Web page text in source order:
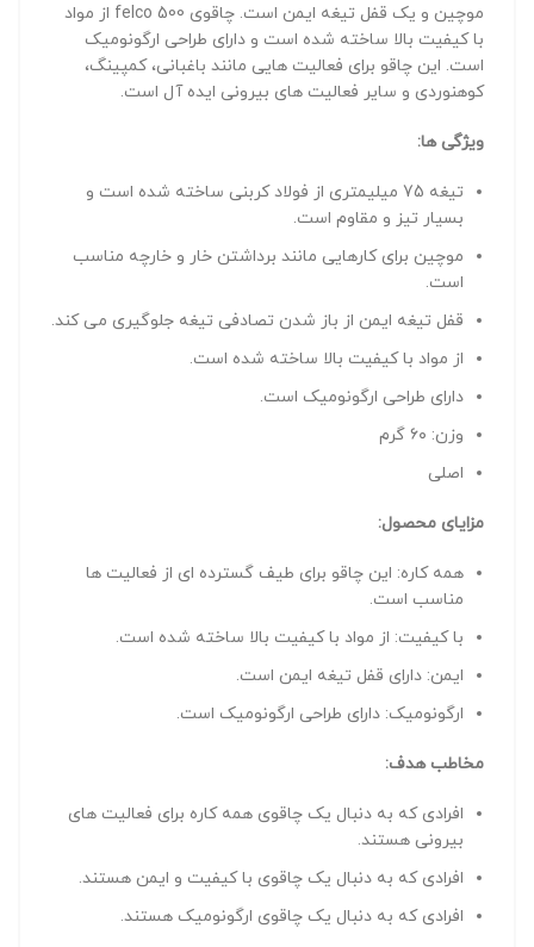
موچین و یک قفل تیغه ایمن است. چاقوی felco 500 از مواد
با کیفیت بالا ساخته شده است و دارای طراحی ارگونومیک
است. این چاقو برای فعالیت هایی مانند باغبانی، کمپینگ،
کوهنوردی و سایر فعالیت های بیرونی ایده آل است.
ویژگی ها:
تیغه 75 میلیمتری از فولاد کربنی ساخته شده است و
بسیار تیز و مقاوم است.
موچین برای کارهایی مانند برداشتن خار و خارچه مناسب
است.
قفل تیغه ایمن از باز شدن تصادفی تیغه جلوگیری می کند.
از مواد با کیفیت بالا ساخته شده است.
دارای طراحی ارگونومیک است.
وزن: ۶۰ گرم
اصلی
مزایای محصول:
همه کاره: این چاقو برای طیف گسترده ای از فعالیت ها
مناسب است.
با کیفیت: از مواد با کیفیت بالا ساخته شده است.
ایمن: دارای قفل تیغه ایمن است.
ارگونومیک: دارای طراحی ارگونومیک است.
مخاطب هدف:
افرادی که به دنبال یک چاقوی همه کاره برای فعالیت های
بیرونی هستند.
افرادی که به دنبال یک چاقوی با کیفیت و ایمن هستند.
افرادی که به دنبال یک چاقوی ارگونومیک هستند.